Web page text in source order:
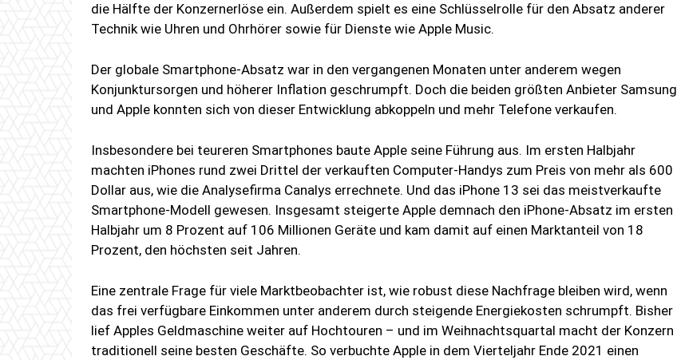
die Hälfte der Konzernerlöse ein. Außerdem spielt es eine Schlüsselrolle für den Absatz anderer
Technik wie Uhren und Ohrhörer sowie für Dienste wie Apple Music.
Der globale Smartphone-Absatz war in den vergangenen Monaten unter anderem wegen
Konjunktursorgen und höherer Inflation geschrumpft. Doch die beiden größten Anbieter Samsung
und Apple konnten sich von dieser Entwicklung abkoppeln und mehr Telefone verkaufen.
Insbesondere bei teureren Smartphones baute Apple seine Führung aus. Im ersten Halbjahr
machten iPhones rund zwei Drittel der verkauften Computer-Handys zum Preis von mehr als 600
Dollar aus, wie die Analysefirma Canalys errechnete. Und das iPhone 13 sei das meistverkaufte
Smartphone-Modell gewesen. Insgesamt steigerte Apple demnach den iPhone-Absatz im ersten
Halbjahr um 8 Prozent auf 106 Millionen Geräte und kam damit auf einen Marktanteil von 18
Prozent, den höchsten seit Jahren.
Eine zentrale Frage für viele Marktbeobachter ist, wie robust diese Nachfrage bleiben wird, wenn
das frei verfügbare Einkommen unter anderem durch steigende Energiekosten schrumpft. Bisher
lief Apples Geldmaschine weiter auf Hochtouren – und im Weihnachtsquartal macht der Konzern
traditionell seine besten Geschäfte. So verbuchte Apple in dem Vierteljahr Ende 2021 einen